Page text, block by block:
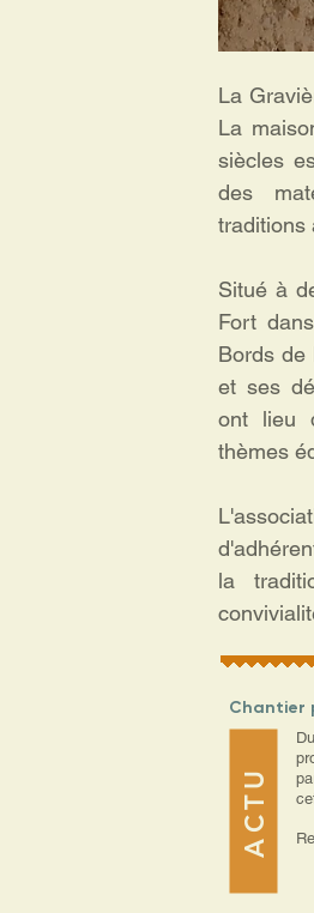
La
La
siècles
des
traditions
Situé à
Fort
Bords de
et ses
ont lieu
thèmes
la
Chantier
ACTU